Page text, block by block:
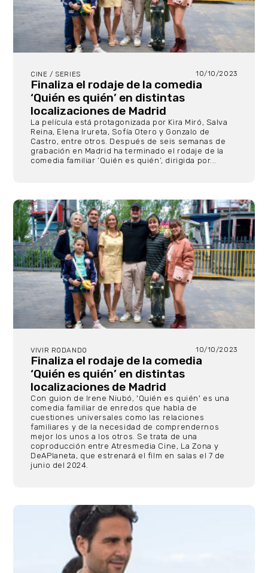
CINE / SERIES 10/10/2023
Finaliza el rodaje de la comedia
‘Quién es quién’ en distintas
localizaciones de Madrid
La película está protagonizada por Kira Miró, Salva
Reina, Elena Irureta, Sofía Otero y Gonzalo de
Castro, entre otros. Después de seis semanas de
grabación en Madrid ha terminado el rodaje de la
comedia familiar ‘Quién es quién’, dirigida por...
VIVIR RODANDO 10/10/2023
Finaliza el rodaje de la comedia
‘Quién es quién’ en distintas
localizaciones de Madrid
Con guion de Irene Niubó, 'Quién es quién' es una
comedia familiar de enredos que habla de
cuestiones universales como las relaciones
familiares y de la necesidad de comprendernos
mejor los unos a los otros. Se trata de una
coproducción entre Atresmedia Cine, La Zona y
DeAPlaneta, que estrenará el film en salas el 7 de
junio del 2024.